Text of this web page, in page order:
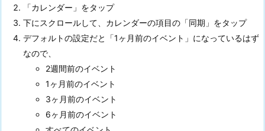
「カレンダー」をタップ
下にスクロールして、カレンダーの項目の「同期」をタップ
デフォルトの設定だと「1ヶ月前のイベント」になっているはず
なので、
2週間前のイベント
1ヶ月前のイベント
3ヶ月前のイベント
6ヶ月前のイベント